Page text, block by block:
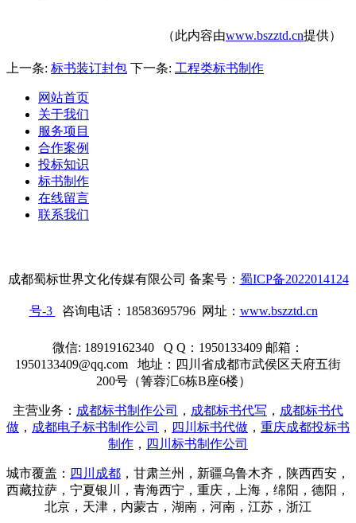
（此内容由www.bszztd.cn提供）
上一条: 标书装订封包 下一条: 工程类标书制作
网站首页
关于我们
服务项目
合作案例
投标知识
标书制作
在线留言
联系我们
成都蜀标世界文化传媒有限公司 备案号： 蜀ICP备2022014124
号-3 咨询电话：18583695796 网址： www.bszztd.cn
微信: 18919162340 Q Q：1950133409 邮箱：
1950133409@qq.com 地址：四川省成都市武侯区天府五街
200号（箐蓉汇6栋B座6楼）
主营业务： 成都标书制作公司 ， 成都标书代写 ， 成都标书代
做 ， 成都电子标书制作公司 ， 四川标书代做 ， 重庆成都投标书
制作 ， 四川标书制作公司
城市覆盖： 四川成都 ，甘肃兰州，新疆乌鲁木齐，陕西西安，
西藏拉萨，宁夏银川，青海西宁，重庆， 上海 ，绵阳，德阳，
北京，天津，内蒙古，湖南，河南，江苏，浙江